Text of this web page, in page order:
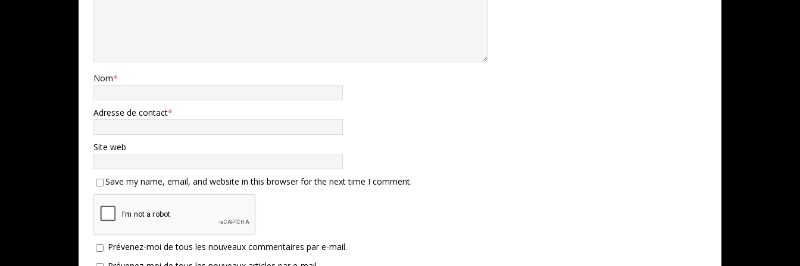
Nom*
Adresse de contact*
Site web
Save my name, email, and website in this browser for the next time I comment.
Prévenez-moi de tous les nouveaux commentaires par e-mail.